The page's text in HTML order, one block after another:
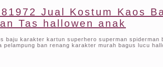
Jual Kostum Kaos
Tas hallowen anak
baju karakter kartun superhero superman
pelampung ban renang karakter murah bagus lucu